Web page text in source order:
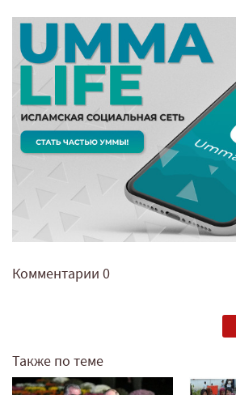
Комментарии 0
Также по теме